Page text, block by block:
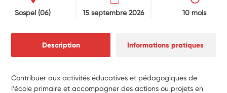
Sospel(06) 15 septembre 2026 10 mois
Description Informations pratiques
Contribuer aux activités éducatives et pédagogiques de
l’école primaire et accompagner des actions ou projets en